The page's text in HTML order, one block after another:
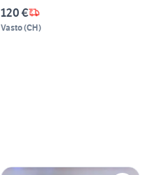
120 €
Vasto(CH)